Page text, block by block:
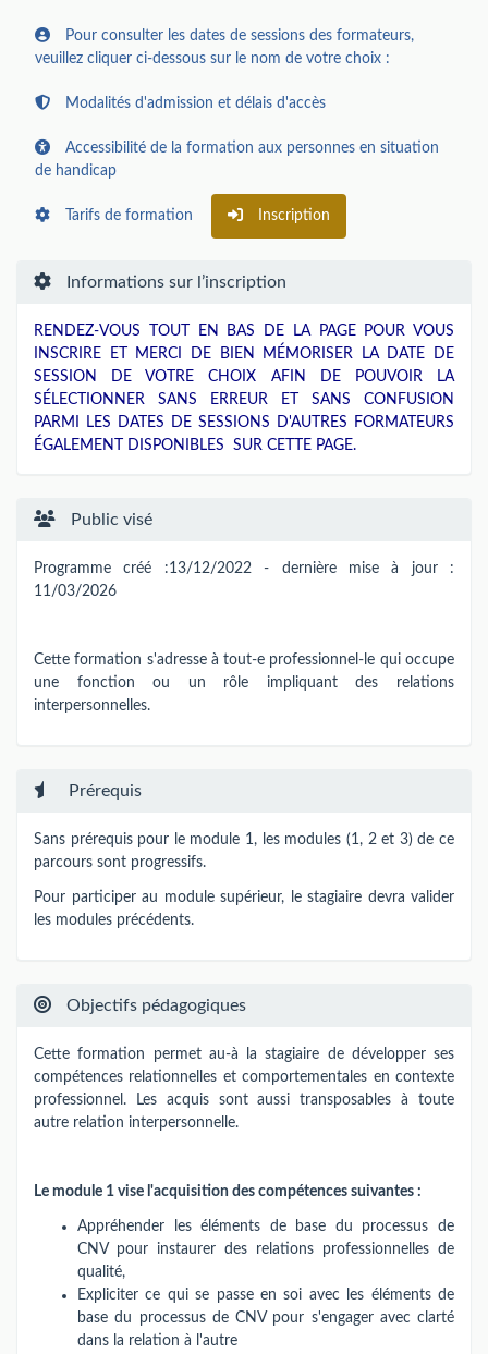
Pour consulter les dates de sessions des formateurs,
veuillez cliquer ci-dessous sur le nom de votre choix :
Modalités d'admission et délais d'accès
Accessibilité de la formation aux personnes en situation
de handicap
Tarifs de formation Inscription
Informations sur l’inscription
RENDEZ-VOUS TOUT EN BAS DE LA PAGE POUR VOUS
INSCRIRE ET MERCI DE BIEN MÉMORISER LA DATE DE
SESSION DE VOTRE CHOIX AFIN DE POUVOIR LA
SÉLECTIONNER SANS ERREUR ET SANS CONFUSION
PARMI LES DATES DE SESSIONS D'AUTRES FORMATEURS
ÉGALEMENT DISPONIBLES SUR CETTE PAGE.
Public visé
Programme créé :13/12/2022 - dernière mise à jour :
11/03/2026
Cette formation s'adresse à tout-e professionnel-le qui occupe
une fonction ou un rôle impliquant des relations
interpersonnelles.
Prérequis
Sans prérequis pour le module 1, les modules (1, 2 et 3) de ce
parcours sont progressifs.
Pour participer au module supérieur, le stagiaire devra valider
les modules précédents.
Objectifs pédagogiques
Cette formation permet au-à la stagiaire de développer ses
compétences relationnelles et comportementales en contexte
professionnel. Les acquis sont aussi transposables à toute
autre relation interpersonnelle.
Le module 1 vise l'acquisition des compétences suivantes :
Appréhender les éléments de base du processus de
CNV pour instaurer des relations professionnelles de
qualité,
Expliciter ce qui se passe en soi avec les éléments de
base du processus de CNV pour s'engager avec clarté
dans la relation à l'autre